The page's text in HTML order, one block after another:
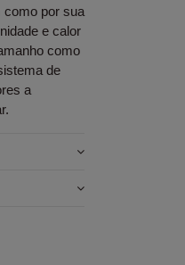
como por sua
e calor
como
de
a